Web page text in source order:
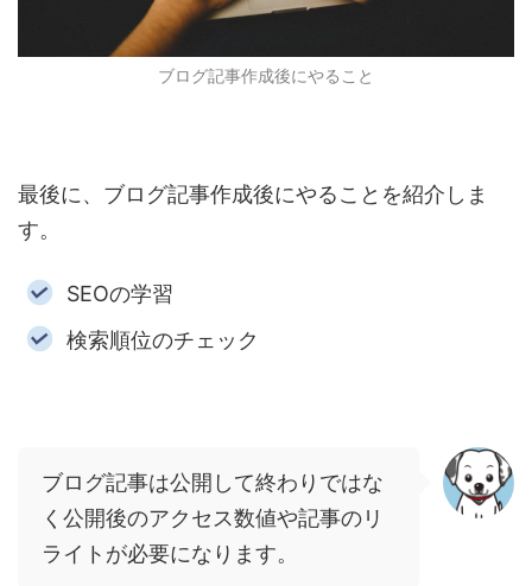
ブログ記事作成後にやること
最後に、ブログ記事作成後にやることを紹介しま
す。
SEOの学習
検索順位のチェック
ブログ記事は公開して終わりではな
く公開後のアクセス数値や記事のリ
ライトが必要になります。